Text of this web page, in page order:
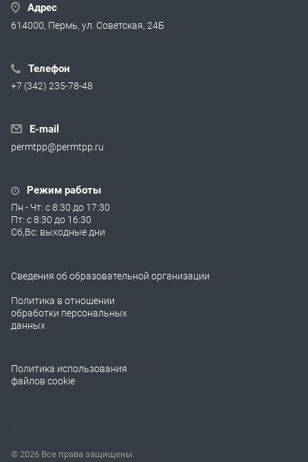
Адрес
614000, Пермь, ул. Советская, 24Б
Телефон
+7 (342) 235-78-48
E-mail
permtpp@permtpp.ru
Режим работы
Пн - Чт: с 8:30 до 17:30
Пт: с 8:30 до 16:30
Сб,Вс: выходные дни
Сведения об образовательной организации
Политика в отношении
обработки персональных
данных
Политика использования
файлов cookie
© 2026 Все права защищены.